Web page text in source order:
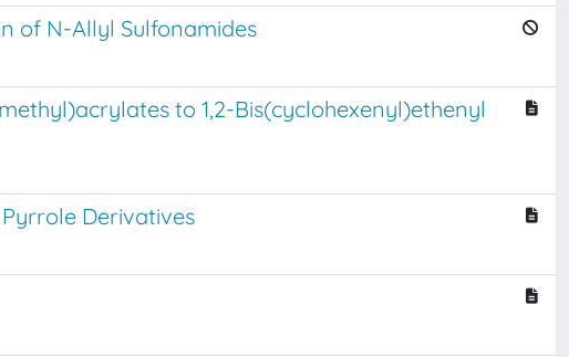
of N-Allyl Sulfonamides
to 1,2-Bis(cyclohexenyl)ethenyl
Derivatives